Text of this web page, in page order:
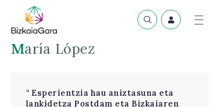
María López
Esperientzia hau aniztasuna eta
lankidetza Postdam eta Bizkaiaren